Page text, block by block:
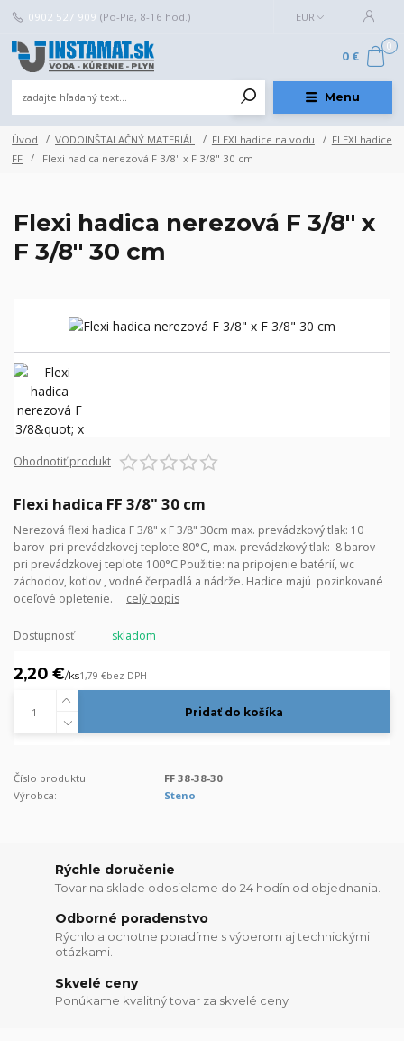
Menu
EUR
0902 527 909 (Po-Pia, 8-16 hod.)
0
0 €
Úvod VODOINŠTALAČNÝ MATERIÁL FLEXI hadice na vodu
FLEXI hadice
FF
Flexi hadica nerezová F 3/8" x F 3/8" 30 cm
Flexi hadica nerezová F 3/8" x
F 3/8" 30 cm
Ohodnotiť produkt
Flexi hadica FF 3/8" 30 cm
Nerezová flexi hadica F 3/8" x F 3/8" 30cm max. prevádzkový tlak: 10
barov pri prevádzkovej teplote 80°C, max. prevádzkový tlak: 8 barov
pri prevádzkovej teplote 100°C.Použitie: na pripojenie batérií, wc
záchodov, kotlov , vodné čerpadlá a nádrže. Hadice majú pozinkované
oceľové opletenie. celý popis
Dostupnosť skladom
2,20 €/ks1,79 €bez DPH
Pridať do košíka
Číslo produktu:
FF 38-38-30
Výrobca:
Steno
Rýchle doručenie
Tovar na sklade odosielame do 24 hodín od objednania.
Odborné poradenstvo
Rýchlo a ochotne poradíme s výberom aj technickými
otázkami.
Skvelé ceny
Ponúkame kvalitný tovar za skvelé ceny